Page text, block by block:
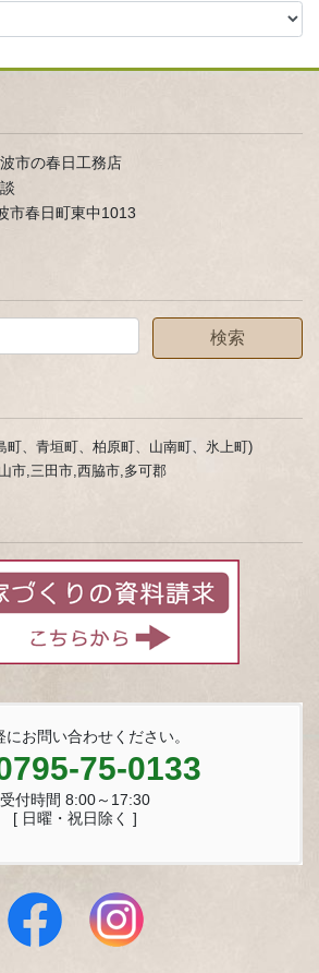
市の春日工務店
市春日町東中1013
町、青垣町、柏原町、山南町、氷上町)
市,三田市,西脇市,多可郡
にお問い合わせください。
75-0133
受付時間 8:00～17:30
[ 日曜・祝日除く ]